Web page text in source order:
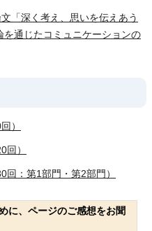
「深く考え、思いを伝えあう
通じたコミュニケーションの
）
回）
：第1部門・第2部門）
に、ページのご感想をお聞